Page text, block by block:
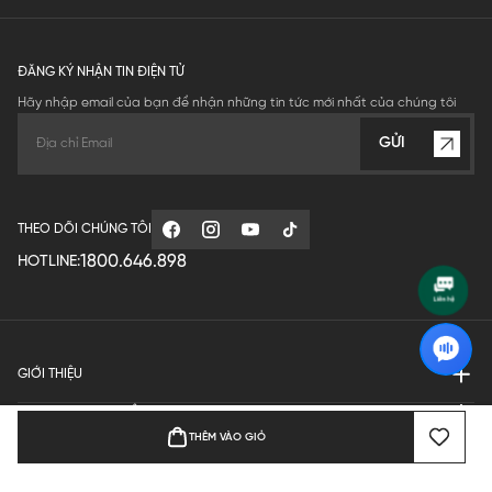
THÊM VÀO GIỎ
ĐĂNG KÝ NHẬN TIN ĐIỆN TỬ
Hãy nhập email của bạn để nhận những tin tức mới nhất của chúng tôi
GỬI
THEO DÕI CHÚNG TÔI
HOTLINE:1800.646.898
GIỚI THIỆU
QUY ĐỊNH HOẠT ĐỘNG